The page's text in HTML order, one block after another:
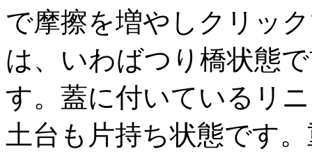
で摩擦を増やしクリッ
は、いわばつり橋状態
す。蓋に付いているリ
土台も片持ち状態です